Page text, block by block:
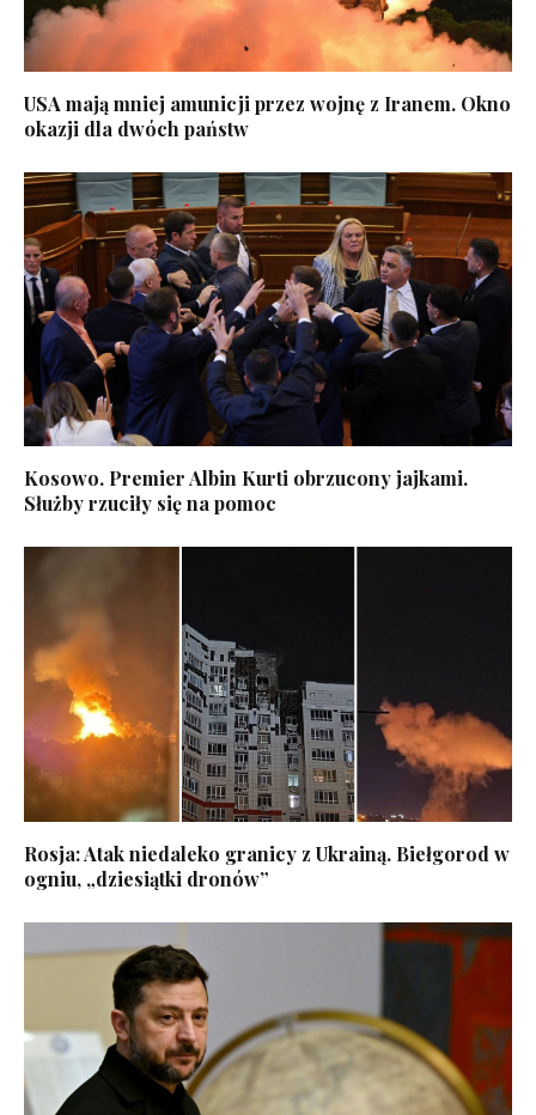
USA mają mniej amunicji przez wojnę z Iranem. Okno
okazji dla dwóch państw
Kosowo. Premier Albin Kurti obrzucony jajkami.
Służby rzuciły się na pomoc
Rosja: Atak niedaleko granicy z Ukrainą. Biełgorod w
ogniu, „dziesiątki dronów”